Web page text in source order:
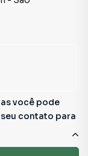
você pode
contato para